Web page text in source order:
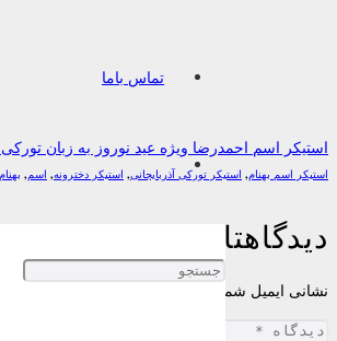
تماس باما
استیکر اسم احمدرضا ویژه عید نوروز به زبان تورکی
استیکر اسم بهنام, استیکر تورکی آذربایجانی, استیکر دخترونه, اسم, بهنام
دیدگاهتان را بنویسید
نشانی ایمیل شما منتشر نخواهد شد.